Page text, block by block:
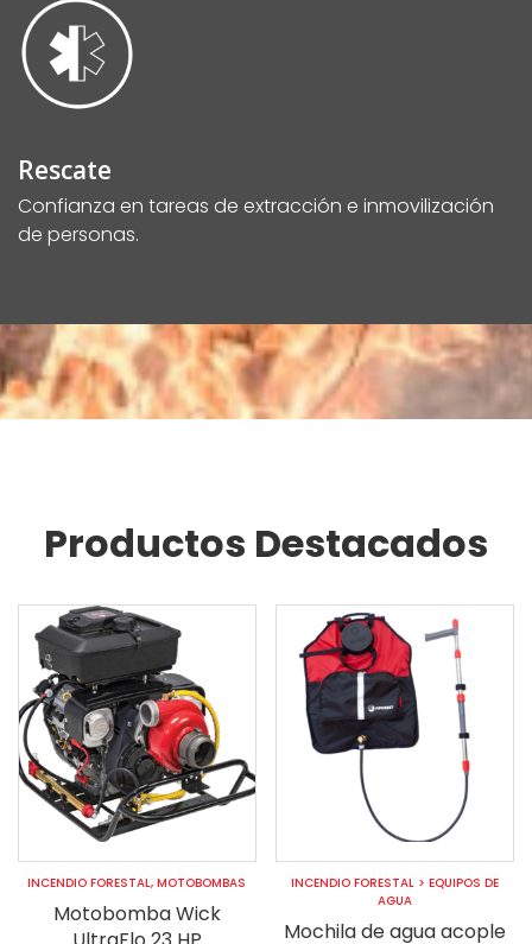
Rescate
Confianza en tareas de extracción e inmovilización
de personas.
Productos Destacados
INCENDIO FORESTAL,MOTOBOMBAS
Motobomba Wick
INCENDIO FORESTAL >EQUIPOS DE
AGUA
Mochila de agua acople